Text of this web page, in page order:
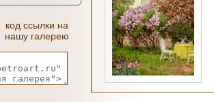
код ссылки на
нашу галерею